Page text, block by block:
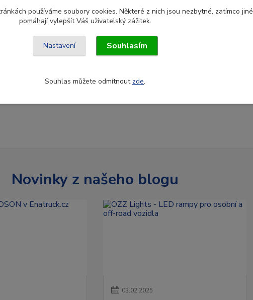
Novinky z našeho blogu
03.02.2025
používáme soubory cookies. Některé z nich jsou nezbytné, zatímco jiné
pomáhají vylepšít Váš uživatelský zážitek.
Nastavení Souhlasím
Souhlas můžete odmítnout zde.